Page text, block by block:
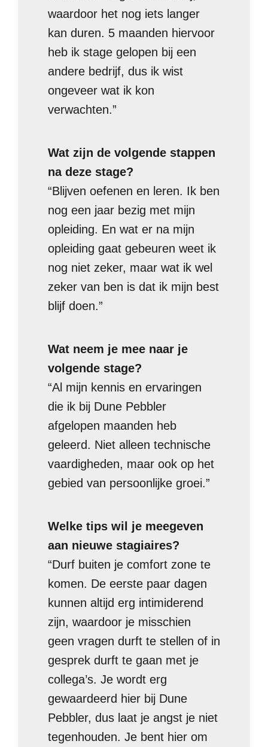
waardoor het nog iets langer
kan duren. 5 maanden hiervoor
heb ik stage gelopen bij een
andere bedrijf, dus ik wist
ongeveer wat ik kon
verwachten.”
Wat zijn de volgende stappen
na deze stage?
“Blijven oefenen en leren. Ik ben
nog een jaar bezig met mijn
opleiding. En wat er na mijn
opleiding gaat gebeuren weet ik
nog niet zeker, maar wat ik wel
zeker van ben is dat ik mijn best
blijf doen.”
Wat neem je mee naar je
volgende stage?
“Al mijn kennis en ervaringen
die ik bij Dune Pebbler
afgelopen maanden heb
geleerd. Niet alleen technische
vaardigheden, maar ook op het
gebied van persoonlijke groei.”
Welke tips wil je meegeven
aan nieuwe stagiaires?
“Durf buiten je comfort zone te
komen. De eerste paar dagen
kunnen altijd erg intimiderend
zijn, waardoor je misschien
geen vragen durft te stellen of in
gesprek durft te gaan met je
collega’s. Je wordt erg
gewaardeerd hier bij Dune
Pebbler, dus laat je angst je niet
tegenhouden. Je bent hier om